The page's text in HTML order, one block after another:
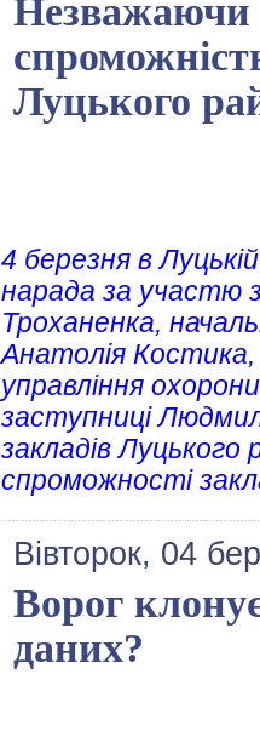
Незважаючи
Луцького
4 березня в Луцькій
нарада за участю
Троханенка,
Анатолія Костика,
управління
заступниці
закладів Луцького
спроможності
Вівторок, 04
Ворог
даних?